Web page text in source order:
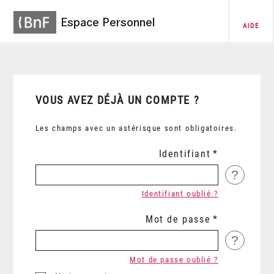
Espace Personnel AIDE
VOUS AVEZ DÉJÀ UN COMPTE ?
Les champs avec un astérisque sont obligatoires.
Identifiant
?
Identifiant oublié ?
Mot de passe
?
Mot de passe oublié ?